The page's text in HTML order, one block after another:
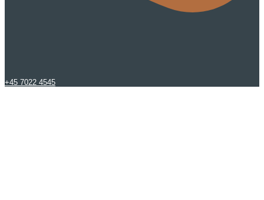
+45 7022 4545